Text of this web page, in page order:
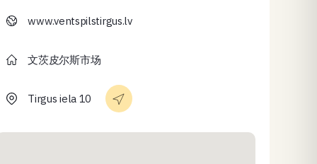
www.ventspilstirgus.lv
文茨皮尔斯市场
Tirgus iela 10